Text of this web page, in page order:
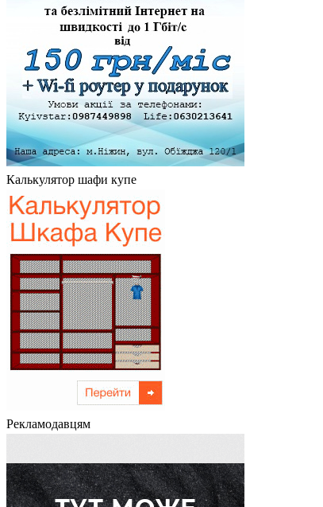
Калькулятор шафи купе
Рекламодавцям